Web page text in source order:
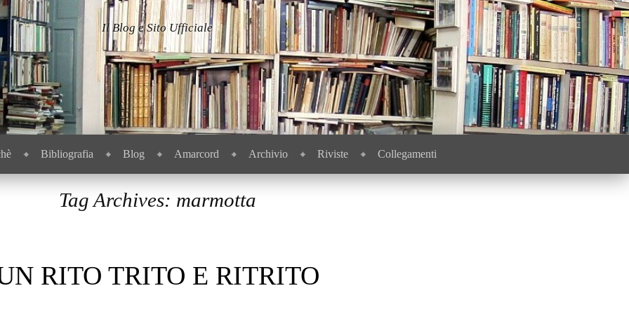
Il Blog e Sito Ufficiale
Bibliografia Blog Amarcord Archivio Riviste Collegamenti
Tag Archives: marmotta
RITO TRITO E RITRITO